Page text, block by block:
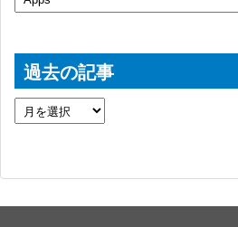
過去の記事